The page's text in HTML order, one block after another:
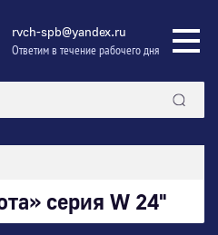
rvch-spb@yandex.ru
Ответим в течение рабочего дня
серия W 24"